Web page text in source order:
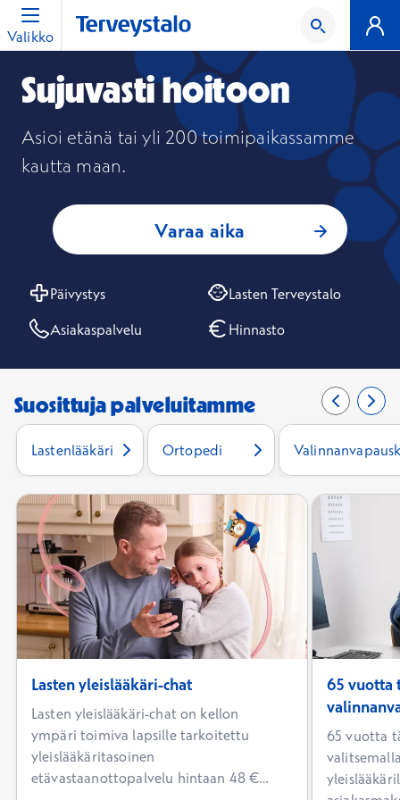
Valikko
Sujuvasti hoitoon
Asioi etänä tai yli 200 toimipaikassamme
kautta maan.
Varaa aika
Päivystys
Lasten Terveystalo
Asiakas­palvelu
Hinnasto
Suosittuja palveluitamme Edellinen
0/6 2/6
Lastenlääkäri Ortopedi
Lasten yleislääkäri-chat
Lasten yleislääkäri-chat on kellon
ympäri toimiva lapsille tarkoitettu
yleislääkäritasoinen
etävastaanottopalvelu hintaan 48 €
65 vuotta
65 vuotta